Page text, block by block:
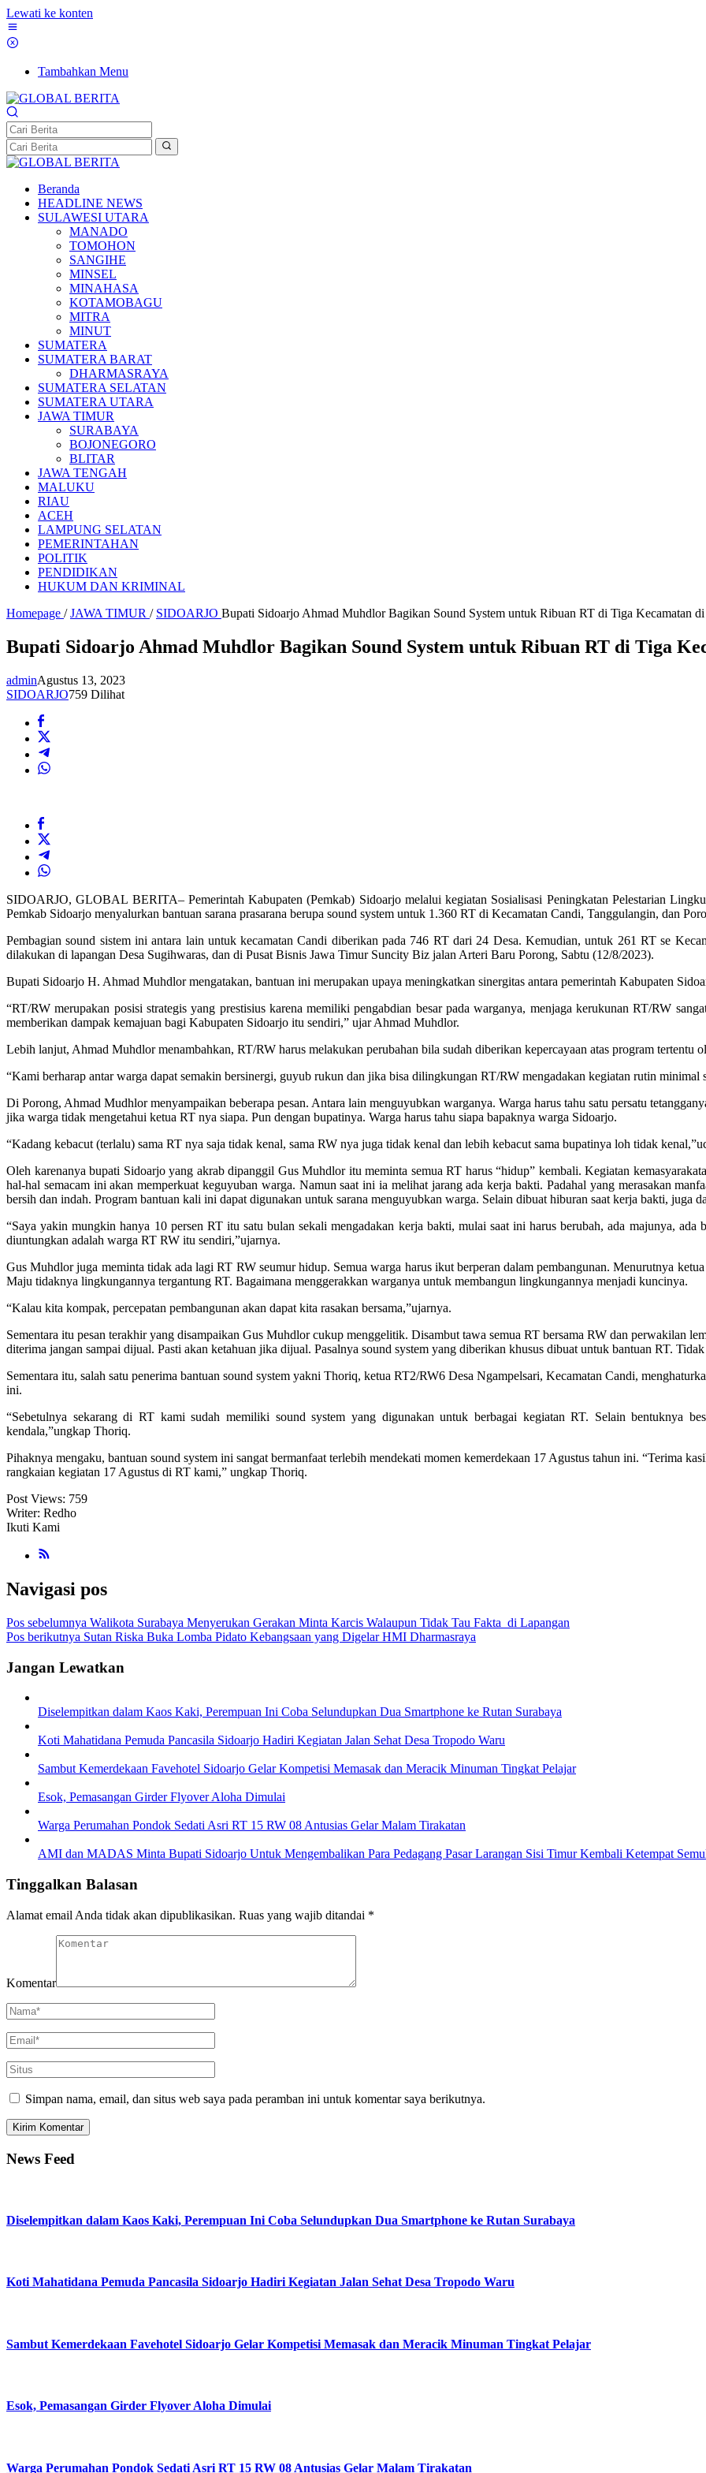
Lewati ke konten
Tambahkan Menu
Beranda
HEADLINE NEWS
SULAWESI UTARA
MANADO
TOMOHON
SANGIHE
MINSEL
MINAHASA
KOTAMOBAGU
MITRA
MINUT
SUMATERA
SUMATERA BARAT
DHARMASRAYA
SUMATERA SELATAN
SUMATERA UTARA
JAWA TIMUR
SURABAYA
BOJONEGORO
BLITAR
JAWA TENGAH
MALUKU
RIAU
ACEH
LAMPUNG SELATAN
PEMERINTAHAN
POLITIK
PENDIDIKAN
HUKUM DAN KRIMINAL
Homepage / JAWA TIMUR / SIDOARJO Bupati Sidoarjo Ahmad Muhdlor Bagikan Sound System untuk Ribuan RT di Tiga Kecamatan
Bupati Sidoarjo Ahmad Muhdlor Bagikan Sound System untuk Ribuan RT di Tiga
adminAgustus 13, 2023
SIDOARJO759 Dilihat
SIDOARJO, GLOBAL BERITA– Pemerintah Kabupaten (Pemkab) Sidoarjo melalui kegiatan Sosialisasi Peningkatan Pelestarian
Pemkab Sidoarjo menyalurkan bantuan sarana prasarana berupa sound system untuk 1.360 RT di Kecamatan Candi, Tanggulangin, dan
Pembagian sound sistem ini antara lain untuk kecamatan Candi diberikan pada 746 RT dari 24 Desa. Kemudian, untuk 261 RT se
dilakukan di lapangan Desa Sugihwaras, dan di Pusat Bisnis Jawa Timur Suncity Biz jalan Arteri Baru Porong, Sabtu (12/8/2023).
Bupati Sidoarjo H. Ahmad Muhdlor mengatakan, bantuan ini merupakan upaya meningkatkan sinergitas antara pemerintah Kabupaten
“RT/RW merupakan posisi strategis yang prestisius karena memiliki pengabdian besar pada warganya, menjaga kerukunan RT/RW
memberikan dampak kemajuan bagi Kabupaten Sidoarjo itu sendiri,” ujar Ahmad Muhdlor.
Lebih lanjut, Ahmad Muhdlor menambahkan, RT/RW harus melakukan perubahan bila sudah diberikan kepercayaan atas program tertentu
“Kami berharap antar warga dapat semakin bersinergi, guyub rukun dan jika bisa dilingkungan RT/RW mengadakan kegiatan rutin minimal
Di Porong, Ahmad Mudhlor menyampaikan beberapa pesan. Antara lain menguyubkan warganya. Warga harus tahu satu persatu
jika warga tidak mengetahui ketua RT nya siapa. Pun dengan bupatinya. Warga harus tahu siapa bapaknya warga Sidoarjo.
“Kadang kebacut (terlalu) sama RT nya saja tidak kenal, sama RW nya juga tidak kenal dan lebih kebacut sama bupatinya loh tidak
Oleh karenanya bupati Sidoarjo yang akrab dipanggil Gus Muhdlor itu meminta semua RT harus “hidup” kembali. Kegiatan
hal-hal semacam ini akan memperkuat keguyuban warga. Namun saat ini ia melihat jarang ada kerja bakti. Padahal yang merasakan
bersih dan indah. Program bantuan kali ini dapat digunakan untuk sarana menguyubkan warga. Selain dibuat hiburan saat kerja bakti, juga
“Saya yakin mungkin hanya 10 persen RT itu satu bulan sekali mengadakan kerja bakti, mulai saat ini harus berubah, ada majunya,
diuntungkan adalah warga RT RW itu sendiri,”ujarnya.
Gus Muhdlor juga meminta tidak ada lagi RT RW seumur hidup. Semua warga harus ikut berperan dalam pembangunan. Menurutnya
Maju tidaknya lingkungannya tergantung RT. Bagaimana menggerakkan warganya untuk membangun lingkungannya menjadi kuncinya.
“Kalau kita kompak, percepatan pembangunan akan dapat kita rasakan bersama,”ujarnya.
Sementara itu pesan terakhir yang disampaikan Gus Muhdlor cukup menggelitik. Disambut tawa semua RT bersama RW dan perwakilan
diterima jangan sampai dijual. Pasti akan ketahuan jika dijual. Pasalnya sound system yang diberikan khusus dibuat untuk bantuan RT.
Sementara itu, salah satu penerima bantuan sound system yakni Thoriq, ketua RT2/RW6 Desa Ngampelsari, Kecamatan Candi,
ini.
“Sebetulnya sekarang di RT kami sudah memiliki sound system yang digunakan untuk berbagai kegiatan RT. Selain bentuknya
kendala,”ungkap Thoriq.
Pihaknya mengaku, bantuan sound system ini sangat bermanfaat terlebih mendekati momen kemerdekaan 17 Agustus tahun ini. “Terima
rangkaian kegiatan 17 Agustus di RT kami,” ungkap Thoriq.
Post Views: 759
Writer: Redho
Ikuti Kami
Navigasi pos
Pos sebelumnya Walikota Surabaya Menyerukan Gerakan Minta Karcis Walaupun Tidak Tau Fakta di Lapangan
Pos berikutnya Sutan Riska Buka Lomba Pidato Kebangsaan yang Digelar HMI Dharmasraya
Jangan Lewatkan
Diselempitkan dalam Kaos Kaki, Perempuan Ini Coba Selundupkan Dua Smartphone ke Rutan Surabaya
Koti Mahatidana Pemuda Pancasila Sidoarjo Hadiri Kegiatan Jalan Sehat Desa Tropodo Waru
Sambut Kemerdekaan Favehotel Sidoarjo Gelar Kompetisi Memasak dan Meracik Minuman Tingkat Pelajar
Esok, Pemasangan Girder Flyover Aloha Dimulai
Warga Perumahan Pondok Sedati Asri RT 15 RW 08 Antusias Gelar Malam Tirakatan
AMI dan MADAS Minta Bupati Sidoarjo Untuk Mengembalikan Para Pedagang Pasar Larangan Sisi Timur Kembali Ketempat
Tinggalkan Balasan
Alamat email Anda tidak akan dipublikasikan. Ruas yang wajib ditandai *
Komentar
Simpan nama, email, dan situs web saya pada peramban ini untuk komentar saya berikutnya.
News Feed
Diselempitkan dalam Kaos Kaki, Perempuan Ini Coba Selundupkan Dua Smartphone ke Rutan Surabaya
Koti Mahatidana Pemuda Pancasila Sidoarjo Hadiri Kegiatan Jalan Sehat Desa Tropodo Waru
Sambut Kemerdekaan Favehotel Sidoarjo Gelar Kompetisi Memasak dan Meracik Minuman Tingkat Pelajar
Esok, Pemasangan Girder Flyover Aloha Dimulai
Warga Perumahan Pondok Sedati Asri RT 15 RW 08 Antusias Gelar Malam Tirakatan